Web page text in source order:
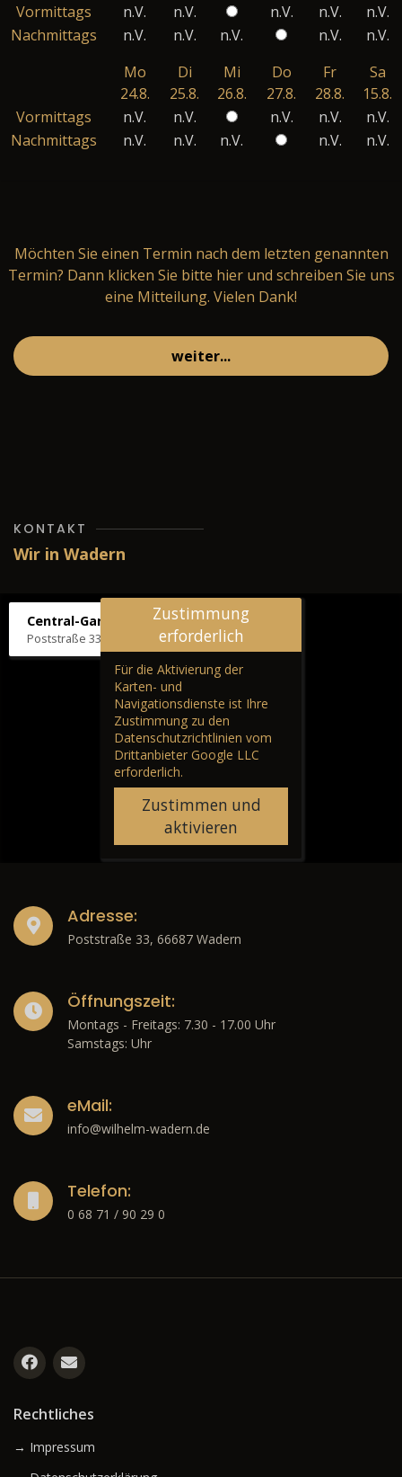
Vormittags
n.V. n.V. n.V. n.V.
n.V.
Nachmittags
n.V. n.V. n.V. n.V.
n.V.
Mo
24.8.
Di
25.8.
Mi
26.8.
Do
27.8.
Fr
28.8.
Sa
15.8.
Vormittags
n.V. n.V. n.V. n.V.
n.V.
Nachmittags
n.V. n.V. n.V. n.V. n.V.
Möchten Sie einen Termin nach dem letzten genannten
Termin? Dann klicken Sie bitte hierund schreiben Sie uns
eine Mitteilung. Vielen Dank!
weiter...
KONTAKT
Wir in Wadern
Central-Garage H. Wilhelm
Poststraße 33, 66687 Wadern
Zustimmung
erforderlich
Für die Aktivierung der
Karten- und
Navigationsdienste ist Ihre
Zustimmung zu den
Datenschutzrichtlinien vom
Drittanbieter Google LLC
erforderlich.
Zustimmen und
aktivieren
Adresse:
Poststraße 33, 66687 Wadern
Öffnungszeit:
Montags - Freitags: 7.30 - 17.00 Uhr
Samstags: Uhr
eMail:
info@wilhelm-wadern.de
Telefon:
0 68 71 / 90 29 0
Rechtliches
→ Impressum